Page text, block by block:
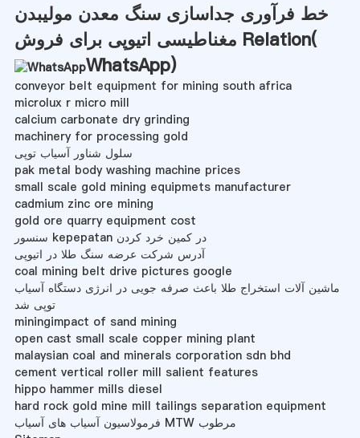
خط فرآوری جداسازی سنگ معدن مولیبدن
مغناطیسی اتیوپی برای فروش Relation(
WhatsApp)
conveyor belt equipment for mining south africa
microlux r micro mill
calcium carbonate dry grinding
machinery for processing gold
سلول شناور آسیاب توپی
pak metal body washing machine prices
small scale gold mining equipmets manufacturer
cadmium zinc ore mining
gold ore quarry equipment cost
سنسور kepepatan در کمین خرد کردن
آدرس شرکت عرضه سنگ طلا در اتیوپی
coal mining belt drive pictures google
ماشین آلات استخراج طلا باعث صرفه جویی در انرژی دستگاه آسیاب
توپی شد
miningimpact of sand mining
open cast small scale copper mining plant
malaysian coal and minerals corporation sdn bhd
cement vertical roller mill salient features
hippo hammer mills diesel
hard rock gold mine mill tailings separation equipment
فرمولاسیون آسیاب های آسیاب MTW مرطوب